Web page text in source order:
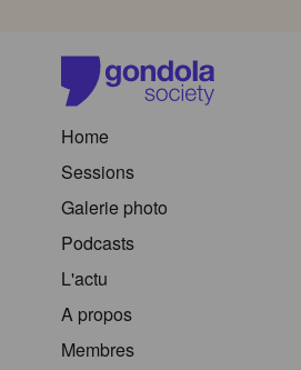
Home
Sessions
Galerie photo
Podcasts
L'actu
A propos
Membres